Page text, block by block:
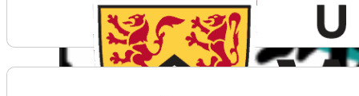
Voir plus d'informations sur Quantum in Canada